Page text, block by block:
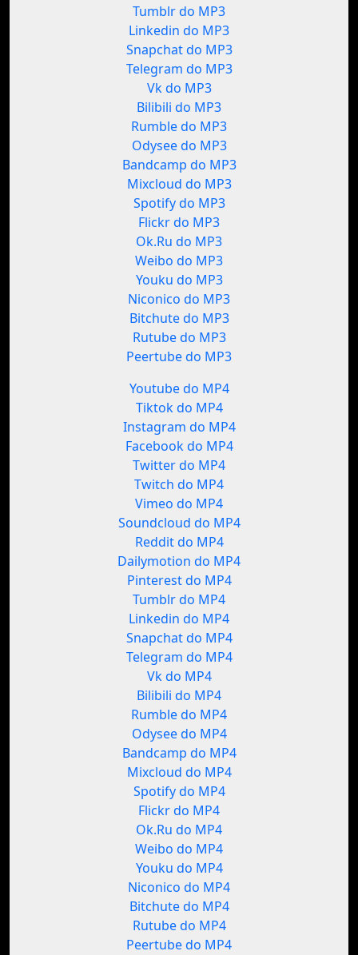
Tumblr do MP3
Linkedin do MP3
Snapchat do MP3
Telegram do MP3
Vk do MP3
Bilibili do MP3
Rumble do MP3
Odysee do MP3
Bandcamp do MP3
Mixcloud do MP3
Spotify do MP3
Flickr do MP3
Ok.Ru do MP3
Weibo do MP3
Youku do MP3
Niconico do MP3
Bitchute do MP3
Rutube do MP3
Peertube do MP3
Youtube do MP4
Tiktok do MP4
Instagram do MP4
Facebook do MP4
Twitter do MP4
Twitch do MP4
Vimeo do MP4
Soundcloud do MP4
Reddit do MP4
Dailymotion do MP4
Pinterest do MP4
Tumblr do MP4
Linkedin do MP4
Snapchat do MP4
Telegram do MP4
Vk do MP4
Bilibili do MP4
Rumble do MP4
Odysee do MP4
Bandcamp do MP4
Mixcloud do MP4
Spotify do MP4
Flickr do MP4
Ok.Ru do MP4
Weibo do MP4
Youku do MP4
Niconico do MP4
Bitchute do MP4
Rutube do MP4
Peertube do MP4